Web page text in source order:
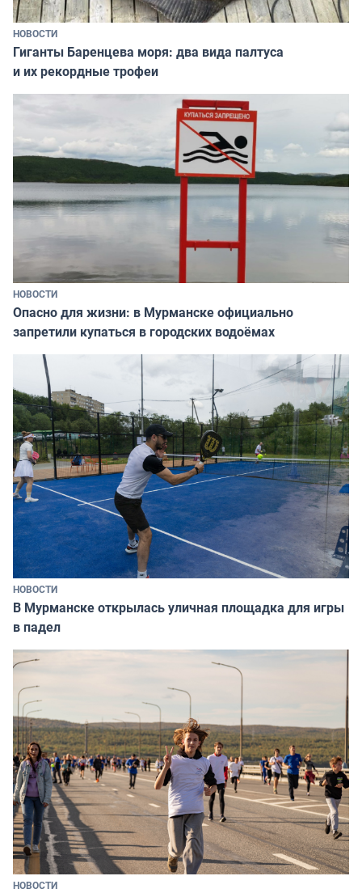
НОВОСТИ
Гиганты Баренцева моря: два вида палтуса
и их рекордные трофеи
НОВОСТИ
Опасно для жизни: в Мурманске официально
запретили купаться в городских водоёмах
НОВОСТИ
В Мурманске открылась уличная площадка для игры
в падел
НОВОСТИ